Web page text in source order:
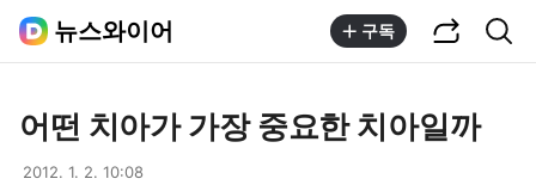
뉴스와이어 구독
어떤 치아가 가장 중요한 치아일까
2012. 1. 2. 10:08